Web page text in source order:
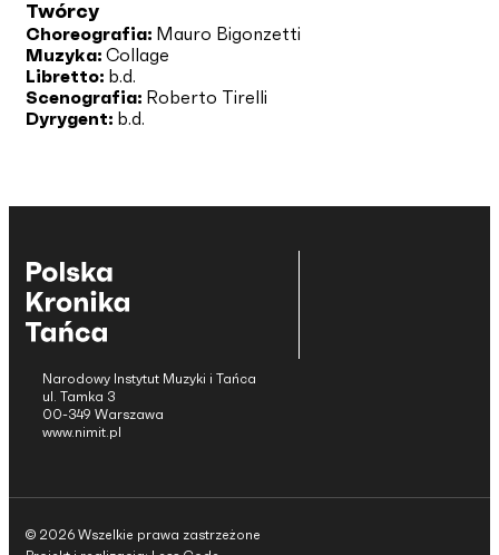
Twórcy
Choreografia: Mauro Bigonzetti
Muzyka: Collage
Libretto: b.d.
Scenografia: Roberto Tirelli
Dyrygent: b.d.
Narodowy Instytut Muzyki i Tańca
ul. Tamka 3
00-349 Warszawa
www.nimit.pl
© 2026 Wszelkie prawa zastrzeżone